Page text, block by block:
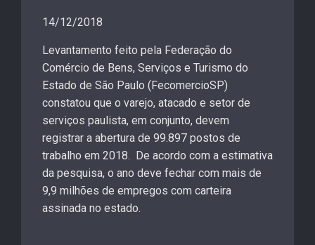
14/12/2018
Levantamento feito pela Federação do
Comércio de Bens, Serviços e Turismo do
Estado de São Paulo (FecomercioSP)
constatou que o varejo, atacado e setor de
serviços paulista, em conjunto, devem
registrar a abertura de 99.897 postos de
trabalho em 2018. De acordo com a estimativa
da pesquisa, o ano deve fechar com mais de
9,9 milhões de empregos com carteira
assinada no estado.